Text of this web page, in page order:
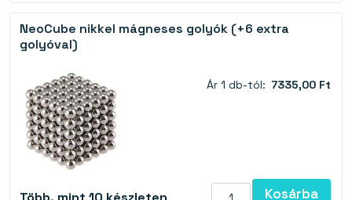
NeoCube nikkel mágneses golyók (+6 extra
golyóval)
Ár 1 db-tól: 7335,00 Ft
Kosárba